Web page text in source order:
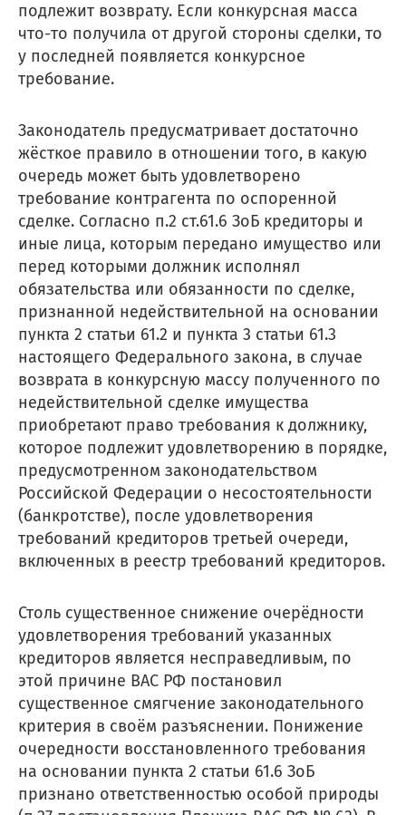
подлежит возврату. Если конкурсная масса
что-то получила от другой стороны сделки, то
у последней появляется конкурсное
требование.
Законодатель предусматривает достаточно
жёсткое правило в отношении того, в какую
очередь может быть удовлетворено
требование контрагента по оспоренной
сделке. Согласно п.2 ст.61.6 ЗоБ кредиторы и
иные лица, которым передано имущество или
перед которыми должник исполнял
обязательства или обязанности по сделке,
признанной недействительной на основании
пункта 2 статьи 61.2 и пункта 3 статьи 61.3
настоящего Федерального закона, в случае
возврата в конкурсную массу полученного по
недействительной сделке имущества
приобретают право требования к должнику,
которое подлежит удовлетворению в порядке,
предусмотренном законодательством
Российской Федерации о несостоятельности
(банкротстве), после удовлетворения
требований кредиторов третьей очереди,
включенных в реестр требований кредиторов.
Столь существенное снижение очерёдности
удовлетворения требований указанных
кредиторов является несправедливым, по
этой причине ВАС РФ постановил
существенное смягчение законодательного
критерия в своём разъяснении. Понижение
очередности восстановленного требования
на основании пункта 2 статьи 61.6 ЗоБ
признано ответственностью особой природы
проблемы
с сайтом или
заметили ошибку?